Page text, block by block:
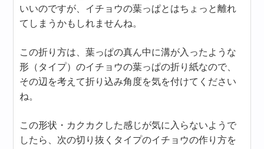
いいのですが、イチョウの葉っぱとはちょっと離れ
てしまうかもしれませんね。
この折り方は、葉っぱの真ん中に溝が入ったような
形（タイプ）のイチョウの葉っぱの折り紙なので、
その辺を考えて折り込み角度を気を付けてください
ね。
この形状・カクカクした感じが気に入らないようで
したら、次の切り抜くタイプのイチョウの作り方を